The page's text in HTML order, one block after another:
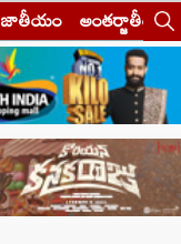
జాతీయం అంతర్జాతీయం